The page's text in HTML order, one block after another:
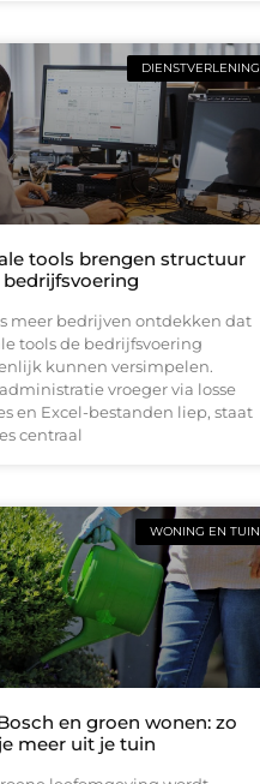
DIENSTVERLENING
tools brengen structuur
bedrijfsvoering
meer bedrijven ontdekken dat
tools de bedrijfsvoering
kunnen versimpelen.
vroeger via losse
en Excel-bestanden liep, staat
centraal
WONING EN TUIN
en groen wonen: zo
meer uit je tuin